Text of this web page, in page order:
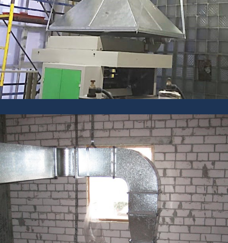
коррозии и требуемые аэродинамические
характеристики.
Для производства воздуховодов мы
используем оцинкованную сталь высокого
качества. Это гарантия отсутствия коррозии.
Кроме того, цинковое покрытие на